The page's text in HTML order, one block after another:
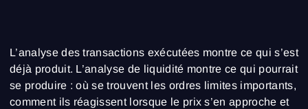
L’analyse des transactions exécutées montre ce qui s’est
déjà produit. L’analyse de liquidité montre ce qui pourrait
se produire : où se trouvent les ordres limites importants,
comment ils réagissent lorsque le prix s’en approche et